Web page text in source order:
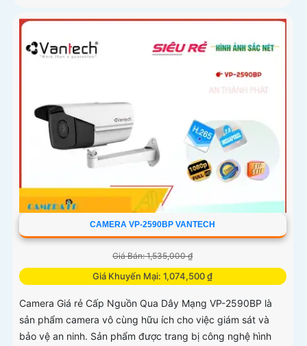
CAMERA VP-2590BP VANTECH
Giá Bán: 1,535,000 ₫
Giá Khuyến Mại: 1,074,500 ₫
Camera Giá rẻ Cấp Nguồn Qua Dây Mạng VP-2590BP là
sản phẩm camera vô cùng hữu ích cho việc giám sát và
bảo vệ an ninh. Sản phẩm được trang bị công nghệ hình